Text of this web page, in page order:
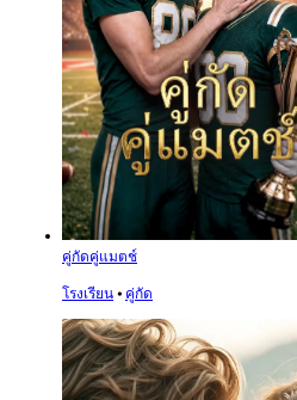
คู่กัดคู่แมตช์
โรงเรียน ⦁ คู่กัด